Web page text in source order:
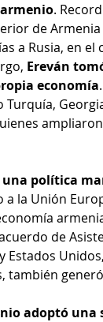
.
de
a Rusia, en el
Ereván
economía
política
la Unión
de
también
adoptó una